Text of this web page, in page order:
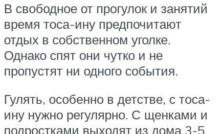
В свободное от прогулок и занятий
время тоса-ину предпочитают
отдых в собственном уголке.
Однако спят они чутко и не
пропустят ни одного события.
Гулять, особенно в детстве, с тоса-
ину нужно регулярно. С щенками и
подростками выходят из дома 3-5